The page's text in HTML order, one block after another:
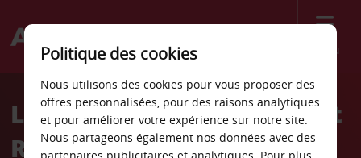
Menu
Welcome
AvisLocation de voiture Kempt
Road, Halifax
Politique des cookies
Nous utilisons des cookies pour vous proposer des
offres personnalisées, pour des raisons analytiques
et pour améliorer votre expérience sur notre site.
Nous partageons également nos données avec des